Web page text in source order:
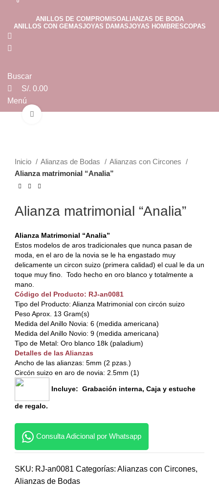
ANILLOS DE COMPROMISOALIANZAS DE BODA
ANILLOS CON GEMASJOYAS DAMASJOYAS HOMBRESCOPAS
Buscar
0
S/. 0.00
Menú
0
Clic para ampliar
Inicio Alianzas de Bodas
Alianzas con Circones
Alianza matrimonial “Analia”
Alianza matrimonial “Analia”
Alianza Matrimonial “Analia”
Estos modelos de aros tradicionales que nunca pasan de
moda, en el aro de la novia se le ha engastado muy
delicamente un circon suizo (primera calidad) el cual le da un
toque muy fino. Todo hecho en oro blanco y totalmente a
mano.
Código del Producto: RJ-an0081
Tipo del Producto: Alianza Matrimonial con circón suizo
Peso Aprox. 13 Gram(s)
Medida del Anillo Novia: 6 (medida americana)
Medida del Anillo Novio: 9 (medida americana)
Tipo de Metal: Oro blanco 18k (paladium)
Detalles de las Alianzas
Ancho de las alianzas: 5mm (2 pzas.)
Circón suizo en aro de novia: 2.5mm (1)
Incluye: Grabación interna, Caja y estuche
de regalo.
Consulta Adicional por Whatsapp
SKU: RJ-an0081 Categorías: Alianzas con Circones,
Alianzas de Bodas